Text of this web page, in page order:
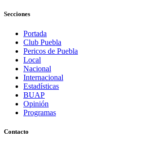
Secciones
Portada
Club Puebla
Pericos de Puebla
Local
Nacional
Internacional
Estadísticas
BUAP
Opinión
Programas
Contacto